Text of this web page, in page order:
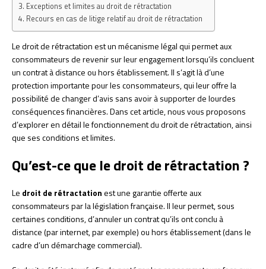
Exceptions et limites au droit de rétractation
Recours en cas de litige relatif au droit de rétractation
Le droit de rétractation est un mécanisme légal qui permet aux
consommateurs de revenir sur leur engagement lorsqu’ils concluent
un contrat à distance ou hors établissement. Il s’agit là d’une
protection importante pour les consommateurs, qui leur offre la
possibilité de changer d’avis sans avoir à supporter de lourdes
conséquences financières. Dans cet article, nous vous proposons
d’explorer en détail le fonctionnement du droit de rétractation, ainsi
que ses conditions et limites.
Qu’est-ce que le droit de rétractation ?
Le droit de rétractationest une garantie offerte aux
consommateurs par la législation française. Il leur permet, sous
certaines conditions, d’annuler un contrat qu’ils ont conclu à
distance (par internet, par exemple) ou hors établissement (dans le
cadre d’un démarchage commercial).